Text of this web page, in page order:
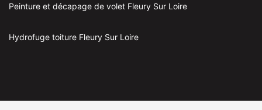
Peinture et décapage de volet Fleury Sur Loire
Hydrofuge toiture Fleury Sur Loire